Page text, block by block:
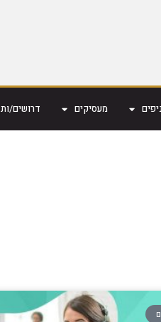
מעסיקים דרושים/ות